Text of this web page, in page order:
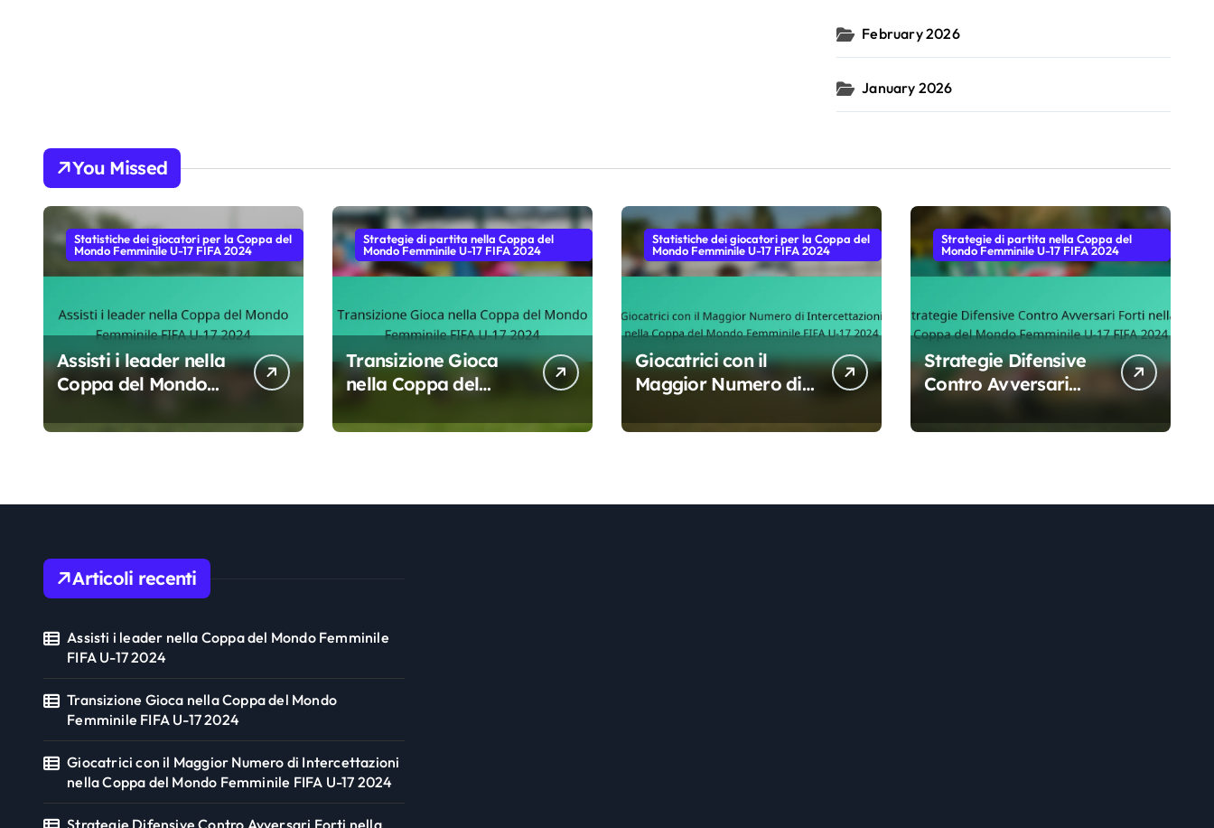
February 2026
January 2026
You Missed
Statistiche dei giocatori per la Coppa del
Mondo Femminile U-17 FIFA 2024
Assisti i leader nella
Coppa del Mondo
2024
Strategie di partita nella Coppa del
Mondo Femminile U-17 FIFA 2024
Transizione Gioca
nella Coppa del
FIFA U-17 2024
Statistiche dei giocatori per la Coppa del
Mondo Femminile U-17 FIFA 2024
Giocatrici con il
Maggior Numero di
Coppa del Mondo
Strategie di partita nella Coppa del
Mondo Femminile U-17 FIFA 2024
Strategie Difensive
Contro Avversari
Forti nella Coppa del
Mondo Femminile U-
Articoli recenti
Assisti i leader nella Coppa del Mondo Femminile
FIFA U-17 2024
Transizione Gioca nella Coppa del Mondo
Femminile FIFA U-17 2024
Giocatrici con il Maggior Numero di Intercettazioni
nella Coppa del Mondo Femminile FIFA U-17 2024
Strategie Difensive Contro Avversari Forti nella